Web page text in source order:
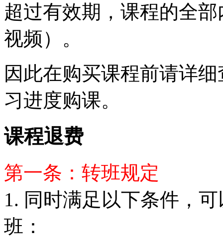
超过有效期，课程的全
视频）。
因此在购买课程前请详
习进度购课。
课程退费
第一条：转班规定
1. 同时满足以下条件，
班：